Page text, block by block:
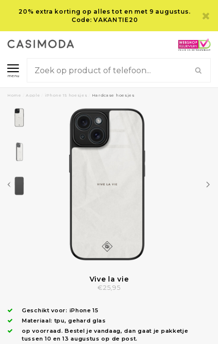
20% extra korting op alles tot en met 9 augustus.
Code: VAKANTIE20
menu
Home Apple iPhone 15 hoesjes Hardcase hoesjes
Vive la vie
€25,95
Geschikt voor: iPhone 15
Materiaal: tpu, gehard glas
op voorraad.Bestel je vandaag, dan gaat je pakketje
tussen 10 en 13 augustus op de post.